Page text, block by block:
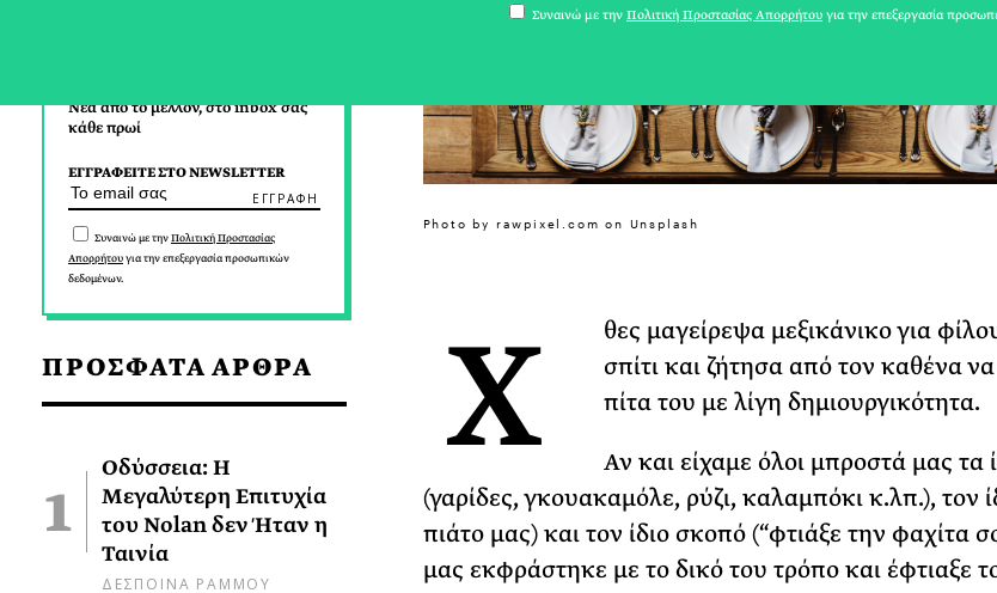
Νέα από το μέλλον, στο inbox σας
κάθε πρωί
ΕΓΓΡΑΦΕΙΤΕ ΣΤΟ NEWSLETTER
Συναινώ με τηνΠολιτική Προστασίας
Απορρήτουγια την επεξεργασία προσωπικών
δεδομένων.
ΠΡΟΣΦΑΤΑ ΑΡΘΡΑ
Οδύσσεια: Η
Μεγαλύτερη Επιτυχία
του Nolan δεν Ήταν η
Ταινία
ΔΕΣΠΟΙΝΑ ΡΑΜΜΟΥ
Photo by rawpixel.com on Unsplash
Χ
θες μαγείρεψα μεξικάνικο για
σπίτι και ζήτησα από τον καθένα να
πίτα του με λίγη δημιουργικότητα.
Αν και είχαμε όλοι μπροστά μας τα
(γαρίδες, γκουακαμόλε, ρύζι, καλαμπόκι κ.λπ.), τον
πιάτο μας) και τον ίδιο σκοπό (“φτιάξε την φαχίτα
μας εκφράστηκε με το δικό του τρόπο και έφτιαξε
31 ΙΟΥΛΙΟΥ
Το
Ακόμη
ΡΙΑ ΣΠΥΡΟΥ
Συναινώ με την Πολιτική Προστασίας Απορρήτου για την επεξεργασία